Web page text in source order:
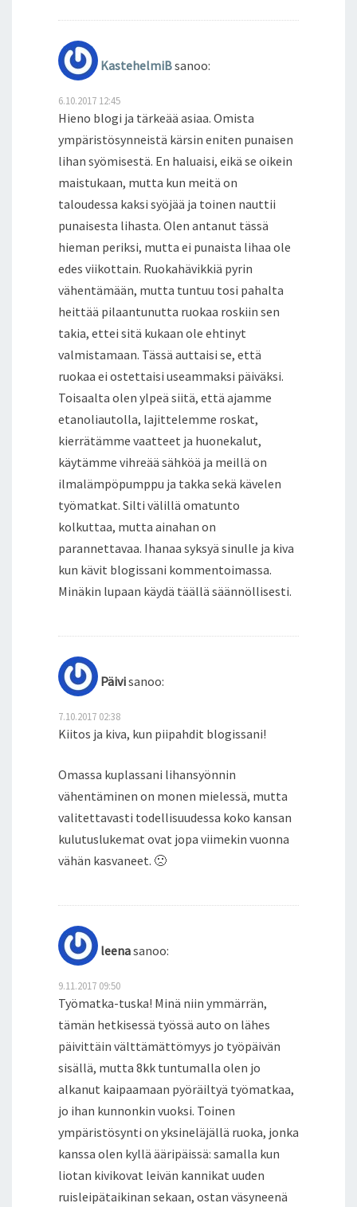
KastehelmiBsanoo:
6.10.2017 12:45
Hieno blogi ja tärkeää asiaa. Omista
ympäristösynneistä kärsin eniten punaisen
lihan syömisestä. En haluaisi, eikä se oikein
maistukaan, mutta kun meitä on
taloudessa kaksi syöjää ja toinen nauttii
punaisesta lihasta. Olen antanut tässä
hieman periksi, mutta ei punaista lihaa ole
edes viikottain. Ruokahävikkiä pyrin
vähentämään, mutta tuntuu tosi pahalta
heittää pilaantunutta ruokaa roskiin sen
takia, ettei sitä kukaan ole ehtinyt
valmistamaan. Tässä auttaisi se, että
ruokaa ei ostettaisi useammaksi päiväksi.
Toisaalta olen ylpeä siitä, että ajamme
etanoliautolla, lajittelemme roskat,
kierrätämme vaatteet ja huonekalut,
käytämme vihreää sähköä ja meillä on
ilmalämpöpumppu ja takka sekä kävelen
työmatkat. Silti välillä omatunto
kolkuttaa, mutta ainahan on
parannettavaa. Ihanaa syksyä sinulle ja kiva
kun kävit blogissani kommentoimassa.
Minäkin lupaan käydä täällä säännöllisesti.
Päivisanoo:
7.10.2017 02:38
Kiitos ja kiva, kun piipahdit blogissani!
Omassa kuplassani lihansyönnin
vähentäminen on monen mielessä, mutta
valitettavasti todellisuudessa koko kansan
kulutuslukemat ovat jopa viimekin vuonna
vähän kasvaneet. 🙁
leenasanoo:
9.11.2017 09:50
Työmatka-tuska! Minä niin ymmärrän,
tämän hetkisessä työssä auto on lähes
päivittäin välttämättömyys jo työpäivän
sisällä, mutta 8kk tuntumalla olen jo
alkanut kaipaamaan pyöräiltyä työmatkaa,
jo ihan kunnonkin vuoksi. Toinen
ympäristösynti on yksineläjällä ruoka, jonka
kanssa olen kyllä ääripäissä: samalla kun
liotan kivikovat leivän kannikat uuden
ruisleipätaikinan sekaan, ostan väsyneenä